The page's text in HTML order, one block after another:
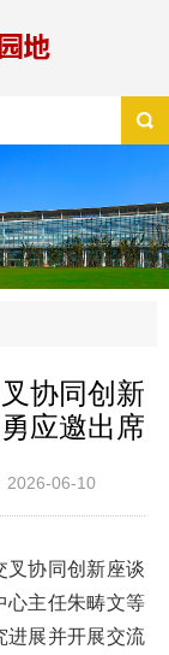
协同创新
应邀出席
2026-06-10
叉协同创新座谈
心主任朱畴文等
进展并开展交流